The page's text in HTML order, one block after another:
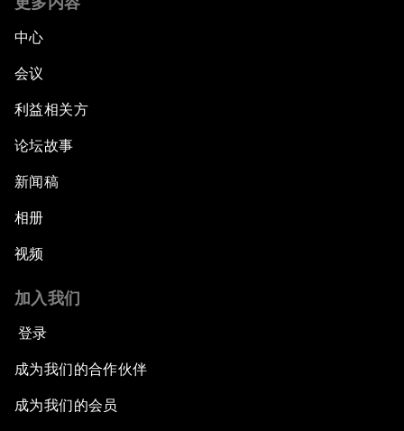
中心
会议
利益相关方
论坛故事
新闻稿
相册
视频
加入我们
登录
成为我们的合作伙伴
成为我们的会员